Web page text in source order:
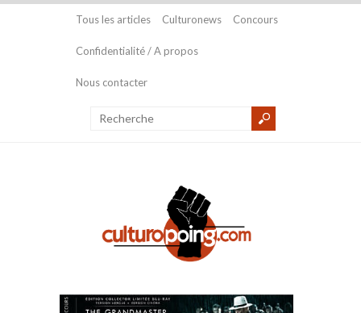
Tous les articles Culturonews Concours
Confidentialité / A propos
Nous contacter